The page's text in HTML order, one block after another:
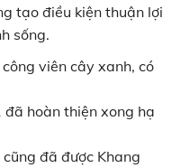
tạo điều kiện thuận lợi
sống.
viên cây xanh, có
hoàn thiện xong hạ
cũng đã được Khang